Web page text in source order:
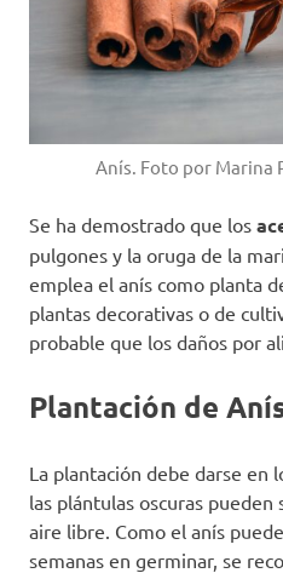
Anís. Foto por Marina
Se ha demostrado que los
pulgones y la oruga de la
emplea el anís como planta
plantas decorativas o de
probable que los daños por
Plantación de
La plantación debe darse en
las plántulas oscuras
aire libre. Como el anís
semanas en germinar, se